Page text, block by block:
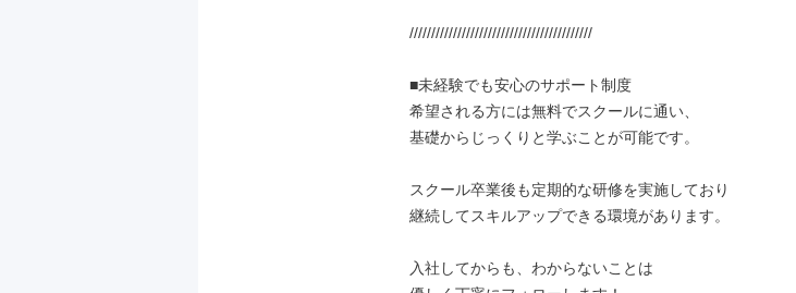
//////////////////////////////////////////
■未経験でも安心のサポート制度
希望される方には無料でスクールに通い、
基礎からじっくりと学ぶことが可能です。
スクール卒業後も定期的な研修を実施しており
継続してスキルアップできる環境があります。
入社してからも、わからないことは